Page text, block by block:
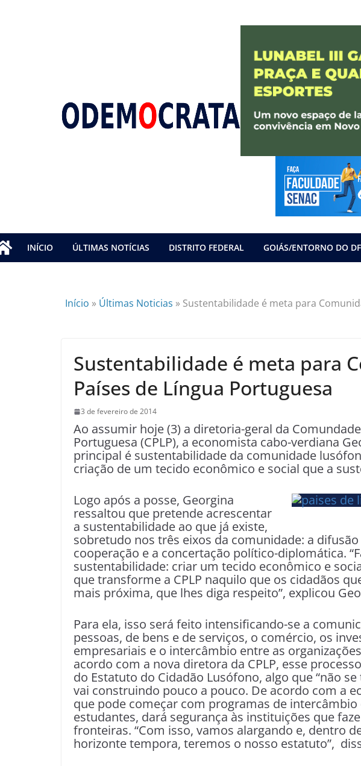
INÍCIO ÚLTIMAS NOTÍCIAS DISTRITO FEDERAL GOIÁS/ENTORNO DO DF
Início » Últimas Noticias » Sustentabilidade é meta para
Sustentabilidade é meta para
Países de Língua Portuguesa
3 de fevereiro de 2014
Ao assumir hoje (3) a diretoria-geral da
Portuguesa (CPLP), a economista cabo-verdiana
principal é sustentabilidade da comunidade
criação de um tecido econômico e social que a
Logo após a posse, Georgina
ressaltou que pretende acrescentar
a sustentabilidade ao que já existe,
sobretudo nos três eixos da comunidade: a
cooperação e a concertação político-diplomática.
sustentabilidade: criar um tecido econômico e
que transforme a CPLP naquilo que os cidadãos
mais próxima, que lhes diga respeito”, explicou
Para ela, isso será feito intensificando-se a
pessoas, de bens e de serviços, o comércio, os
empresariais e o intercâmbio entre as
acordo com a nova diretora da CPLP, esse
do Estatuto do Cidadão Lusófono, algo que “não
vai construindo pouco a pouco. De acordo com a
que pode começar com programas de
estudantes, dará segurança às instituições que
fronteiras. “Com isso, vamos alargando e, dentro
horizonte tempora, teremos o nosso estatuto”,